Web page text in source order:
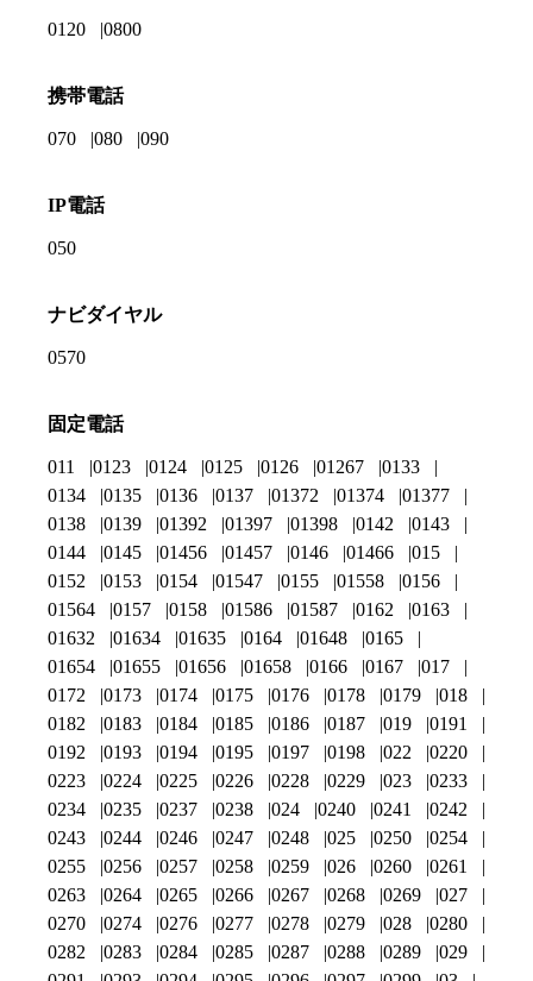
0120 0800
携帯電話
070 080 090
IP電話
050
ナビダイヤル
0570
固定電話
011 0123 0124 0125 0126 01267
0133
0134
0135 0136 0137 01372 01374
01377
0138
0139 01392 01397 01398 0142
0143
0144
0145 01456 01457 0146 01466
015
0152
0153 0154 01547 0155 01558
0156
01564
0157 0158 01586 01587 0162
0163
01632
01634 01635 0164 01648
0165
01654
01655 01656 01658 0166 0167
017
0172
0173 0174 0175 0176 0178 0179
018
0182
0183 0184 0185 0186 0187 019
0191
0192
0193 0194 0195 0197 0198 022
0220
0223
0224 0225 0226 0228 0229 023
0233
0234
0235 0237 0238 024 0240 0241
0242
0243
0244 0246 0247 0248 025 0250
0254
0255
0256 0257 0258 0259 026 0260
0261
0263
0264 0265 0266 0267 0268 0269
027
0270
0274 0276 0277 0278 0279 028
0280
0282
0283 0284 0285 0287 0288 0289
029